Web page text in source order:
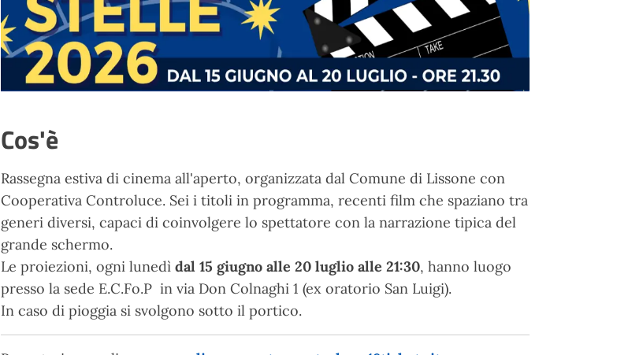
Cos'è
Rassegna estiva di cinema all'aperto, organizzata dal Comune di Lissone con
Cooperativa Controluce. Sei i titoli in programma, recenti film che spaziano tra
generi diversi, capaci di coinvolgere lo spettatore con la narrazione tipica del
grande schermo.
Le proiezioni, ogni lunedì dal 15 giugno alle 20 luglio alle 21:30, hanno luogo
presso la sede E.C.Fo.P in via Don Colnaghi 1 (ex oratorio San Luigi).
In caso di pioggia si svolgono sotto il portico.